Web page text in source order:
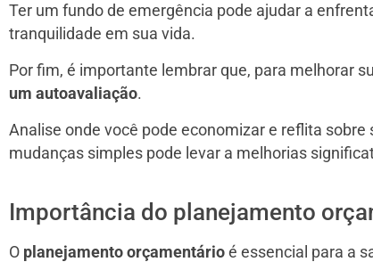
Ter um fundo de emergência pode ajudar a
tranquilidade em sua vida.
Por fim, é importante lembrar que, para melhorar
um autoavaliação.
Analise onde você pode economizar e reflita
mudanças simples pode levar a melhorias
Importância do planejamento
O planejamento orçamentário é essencial para a